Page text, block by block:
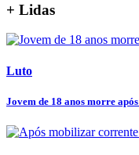
+ Lidas
Luto
Jovem de 18 anos morre